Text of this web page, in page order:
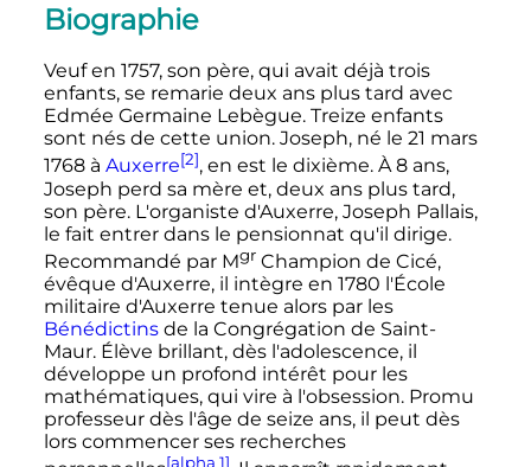
Biographie
Veuf en 1757, son père, qui avait déjà trois
enfants, se remarie deux ans plus tard avec
Edmée Germaine Lebègue. Treize enfants
sont nés de cette union. Joseph, né le 21 mars
1768à Auxerre[2], en est le dixième. À 8 ans,
Joseph perd sa mère et, deux ans plus tard,
son père. L'organiste d'Auxerre, Joseph Pallais,
le fait entrer dans le pensionnat qu'il dirige.
Recommandé par MgrChampion de Cicé,
évêque d'Auxerre, il intègre en 1780 l'École
militaire d'Auxerre tenue alors par les
Bénédictinsde la Congrégation de Saint-
Maur. Élève brillant, dès l'adolescence, il
développe un profond intérêt pour les
mathématiques, qui vire à l'obsession. Promu
professeur dès l'âge de seize ans, il peut dès
lors commencer ses recherches
[alpha 1]